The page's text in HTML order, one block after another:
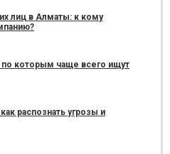
лиц в Алматы: к кому
которым чаще всего ищут
распознать угрозы и